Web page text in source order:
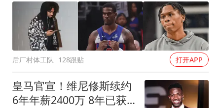
后厂村体工队 128跟贴 打开APP
皇马官宣！维尼修斯续约
6年年薪2400万 8年已获